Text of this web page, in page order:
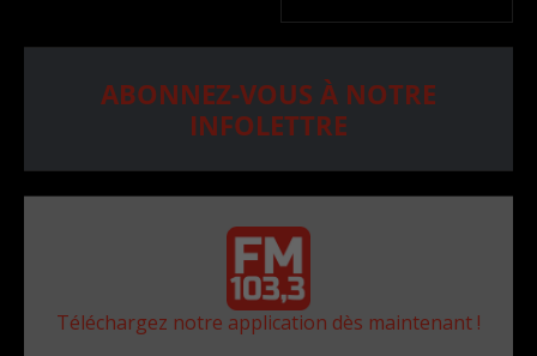
ABONNEZ-VOUS À NOTRE
INFOLETTRE
Téléchargez notre application dès maintenant !